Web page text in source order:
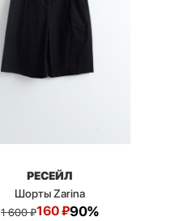
РЕСЕЙЛ
Шорты Zarina
1 600₽160₽90%